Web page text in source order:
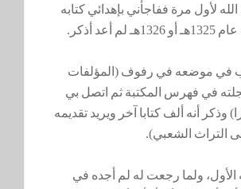
لأول مرة ففاجأني بإهدائي كتابه
أعد أذكر.
في موضعه في رفوف (المؤلفات
في فهرس المكتبة ثم اتصل بي
وذكر أنه ألف كتابا آخر ويريد تقديمه
التراث الشعبي).
الأول، ولما رجعت له لم أجده في